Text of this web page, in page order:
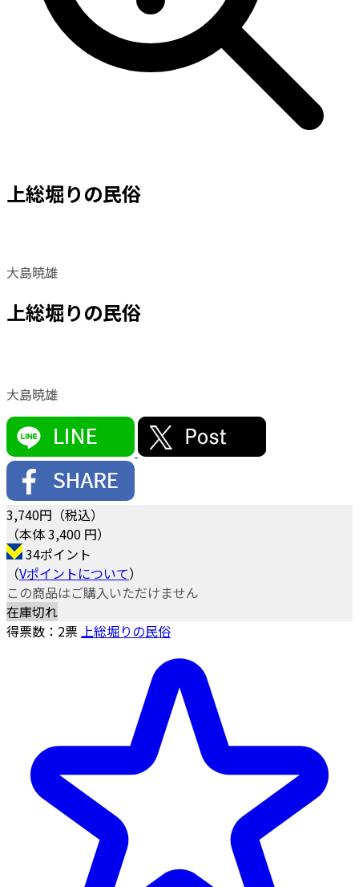
上総堀りの民俗
大島暁雄
上総堀りの民俗
大島暁雄
3,740円（税込）
（本体 3,400 円）
34ポイント
（Vポイントについて）
この商品はご購入いただけません
在庫切れ
得票数： 2票 上総堀りの民俗